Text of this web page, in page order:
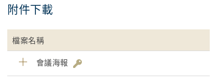
附件下載
檔案名稱
會議海報